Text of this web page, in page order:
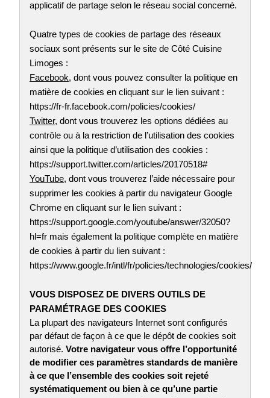
applicatif de partage selon le réseau social concerné.
Quatre types de cookies de partage des réseaux
sociaux sont présents sur le site de Côté Cuisine
Limoges :
Facebook, dont vous pouvez consulter la politique en
matière de cookies en cliquant sur le lien suivant :
https://fr-fr.facebook.com/policies/cookies/
Twitter, dont vous trouverez les options dédiées au
contrôle ou à la restriction de l’utilisation des cookies
ainsi que la politique d’utilisation des cookies :
https://support.twitter.com/articles/20170518#
YouTube, dont vous trouverez l’aide nécessaire pour
supprimer les cookies à partir du navigateur Google
Chrome en cliquant sur le lien suivant :
https://support.google.com/youtube/answer/32050?
hl=fr mais également la politique complète en matière
de cookies à partir du lien suivant :
https://www.google.fr/intl/fr/policies/technologies/cookies/
VOUS DISPOSEZ DE DIVERS OUTILS DE
PARAMÉTRAGE DES COOKIES
La plupart des navigateurs Internet sont configurés
par défaut de façon à ce que le dépôt de cookies soit
autorisé. Votre navigateur vous offre l’opportunité
de modifier ces paramètres standards de manière
à ce que l’ensemble des cookies soit rejeté
systématiquement ou bien à ce qu’une partie